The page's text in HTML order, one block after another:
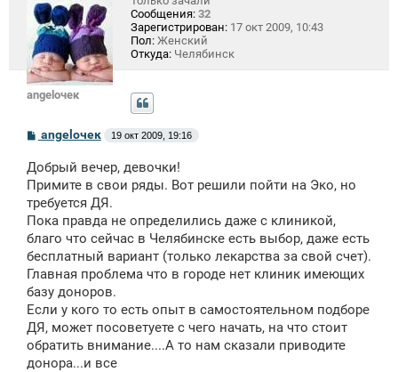
angelочек
Сообщения: 32
Зарегистрирован: 17 окт 2009, 10:43
Пол: Женский
Откуда: Челябинск
С
о
б
щ
е
н
и
angelочек 19 окт 2009, 19:16
Добрый вечер, девочки!
Примите в свои ряды. Вот решили пойти на Эко, но
требуется ДЯ.
Пока правда не определились даже с клиникой,
благо что сейчас в Челябинске есть выбор, даже есть
бесплатный вариант (только лекарства за свой счет).
Главная проблема что в городе нет клиник имеющих
базу доноров.
Если у кого то есть опыт в самостоятельном подборе
ДЯ, может посоветуете с чего начать, на что стоит
обратить внимание....А то нам сказали приводите
донора...и все